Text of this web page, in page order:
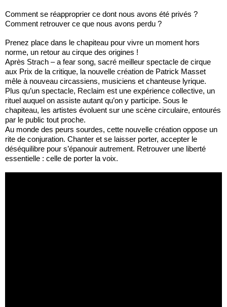
Comment se réapproprier ce dont nous avons été privés ?
Comment retrouver ce que nous avons perdu ?
Prenez place dans le chapiteau pour vivre un moment hors
norme, un retour au cirque des origines !
Après Strach – a fear song, sacré meilleur spectacle de cirque
aux Prix de la critique, la nouvelle création de Patrick Masset
mêle à nouveau circassiens, musiciens et chanteuse lyrique.
Plus qu’un spectacle, Reclaim est une expérience collective, un
rituel auquel on assiste autant qu’on y participe. Sous le
chapiteau, les artistes évoluent sur une scène circulaire, entourés
par le public tout proche.
Au monde des peurs sourdes, cette nouvelle création oppose un
rite de conjuration. Chanter et se laisser porter, accepter le
déséquilibre pour s’épanouir autrement. Retrouver une liberté
essentielle : celle de porter la voix.